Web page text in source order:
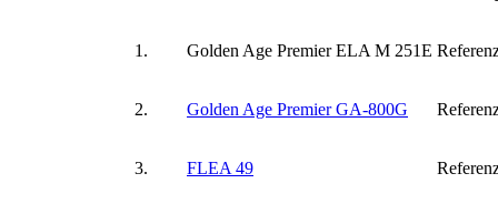
1. Golden Age Premier ELA M 251E
2. Golden Age Premier GA-800G
3. FLEA 49